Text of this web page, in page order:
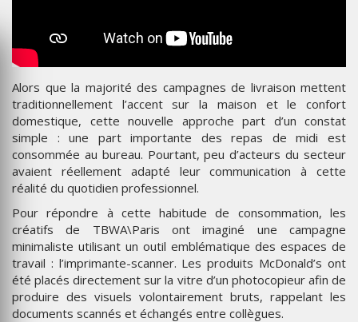
Alors que la majorité des campagnes de livraison mettent
traditionnellement l’accent sur la maison et le confort
domestique, cette nouvelle approche part d’un constat
simple : une part importante des repas de midi est
consommée au bureau. Pourtant, peu d’acteurs du secteur
avaient réellement adapté leur communication à cette
réalité du quotidien professionnel.
Pour répondre à cette habitude de consommation, les
créatifs de TBWA\Paris ont imaginé une campagne
minimaliste utilisant un outil emblématique des espaces de
travail : l’imprimante-scanner. Les produits McDonald’s ont
été placés directement sur la vitre d’un photocopieur afin de
produire des visuels volontairement bruts, rappelant les
documents scannés et échangés entre collègues.